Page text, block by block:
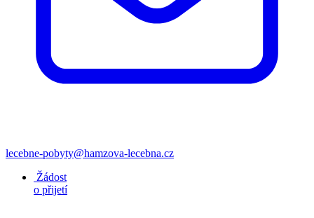
lecebne-pobyty@hamzova-lecebna.cz
Žádost
o přijetí